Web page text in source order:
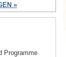
»
Programme